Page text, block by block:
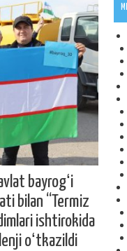
bayrogʻi
bilan “Termiz
ishtirokida
oʻtkazildi